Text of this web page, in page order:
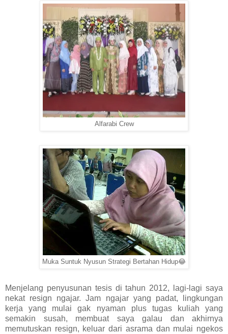
Alfarabi Crew
Muka Suntuk Nyusun Strategi Bertahan Hidup😂
Menjelang penyusunan tesis di tahun 2012, lagi-lagi saya
nekat resign ngajar. Jam ngajar yang padat, lingkungan
kerja yang mulai gak nyaman plus tugas kuliah yang
semakin susah, membuat saya galau dan akhirnya
memutuskan resign, keluar dari asrama dan mulai ngekos